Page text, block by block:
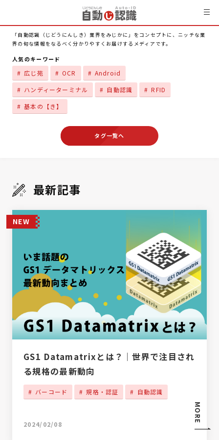
「自動認識（じどうにんしき）業界をみじかに」をコンセプトに、ニッチな業
界の旬な情報をなるべく分かりやすくお届けするメディアです。
人気のキーワード
広じ苑 OCR
Android
ハンディーターミナル
自動認識
RFID
基本の【き】
タグ一覧へ
最新記事
NEW
MORE
GS1 Datamatrixとは？｜世界で注目され
る規格の最新動向
バーコード 規格・認証 自動認識
2024/02/08